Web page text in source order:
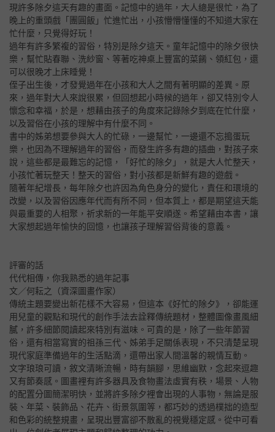
現許多除夕這天有趣的畫面。記憶中的過年，大人總是很忙，為了
晚上的重頭戲「團圓飯」忙進忙出，小孩懵懵懂懂的不知道大家在
忙什麼，只覺得好玩！
過年有許多繁複的習俗，特別是除夕這天。童年記憶中的除夕很快
樂，幫忙貼春聯、洗紗窗、等著吃神桌上豐富的菜餚、領紅包，還
可以很晚才上床睡覺！
侄子出生後，才發覺過年在小孩和大人之間有著明顯的差異。原
來，過年對大人來說很累，但回想起小時候的過年，卻又特別令人
懷念和幸福，於是，想藉由孩子的角度來記錄除夕到底在忙什麼，
以及習俗在小孩的理解中有什麼不同。
書中的姊弟想要參與大人的忙碌，一邊幫忙，一邊還不忘搗蛋玩
樂，也因為不理解過年的習俗，而發生許多有趣的插曲，對孩子來
說，這些都是最難忘的記憶，「好忙的除夕」，就是大人忙整天，
小孩忙著玩整天！整天的習俗，對小孩都是新鮮有趣的遊戲。
隨著年紀增長，每年除夕也許因為角色身分的變化，責任和環境的
改變，以及習俗因應年代而有所不同，但本質上，都是期望這天能
與最重要的人相聚，祈求新的一年能平安順遂。希望藉由本書，讓
大家想起過年愉快的回憶，也讓孩子理解習俗背後的意義。
評審的話
代代相傳，你我熟悉的過年記事
文／何耘之（資深圖畫作家）
傳統主題要變出新花樣不大容易，但這本《好忙的除夕》，卻能運
用兒童的觀點和現代的創作手法去詮釋傳統題材，整體圖像畫風細
膩，許多細節閱讀起來特別有滋味。可貴的是，除了一些年節習
俗，還有相當寫實的祖孫三代、姊弟手足關係表現，不只清楚呈現
現代家庭準備過年的生活點滴，還帶出家人間溫馨的親情互動。
文字琅琅可讀，敘文清晰流暢，時有韻腳，思維幽默，念起來逗趣
又有節奏感。圖畫裡有許多器具及食物畫法虛實有秩，場景、人物
的配置分圖簡潔明快，並將許多除夕裡會出現的人事物，無論是服
裝、年菜、裝飾品、花卉、街景氛圍等，都巧妙的透過樸拙的造型
和色彩的統整規畫，呈現出豐富卻不散亂的視覺穩定感。從中可看